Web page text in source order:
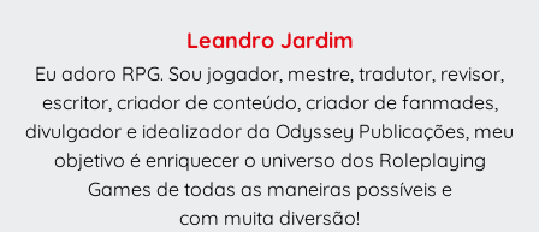
Leandro Jardim
Eu adoro RPG. Sou jogador, mestre, tradutor, revisor,
escritor, criador de conteúdo, criador de fanmades,
divulgador e idealizador da Odyssey Publicações, meu
objetivo é enriquecer o universo dos Roleplaying
Games de todas as maneiras possíveis e
com muita diversão!